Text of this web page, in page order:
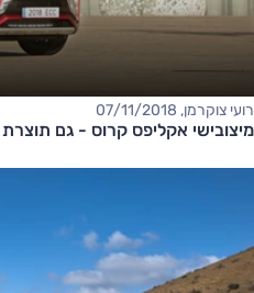
רועי צוקרמן, 07/11/2018
מיצובישי אקליפס קרוס - גם תוצרת